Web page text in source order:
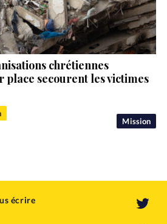
Mission
chrétiennes
place secourent les victimes
écrire